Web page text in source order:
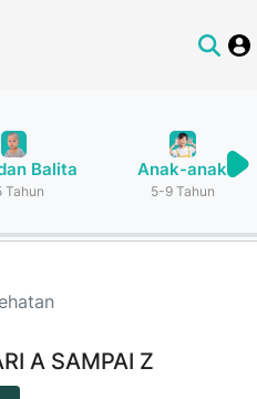
Balita
Tahun
Anak-anak
5-9 Tahun
A SAMPAI Z